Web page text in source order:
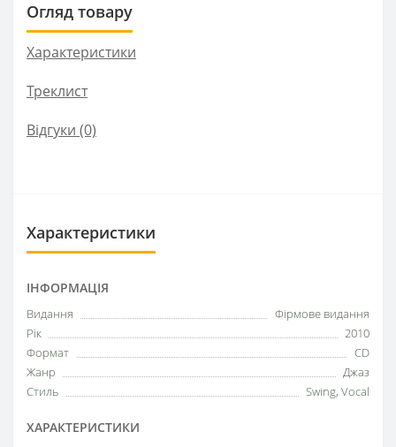
Огляд товару
Характеристики
Треклист
Відгуки (0)
Характеристики
ІНФОРМАЦІЯ
Видання
Фірмове видання
Рік
2010
Формат
CD
Жанр
Джаз
Стиль
Swing, Vocal
ХАРАКТЕРИСТИКИ